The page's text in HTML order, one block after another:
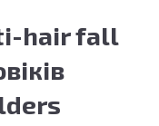
hair fall